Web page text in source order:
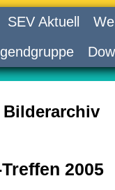
SEV Aktuell
Bilderarchiv
2005